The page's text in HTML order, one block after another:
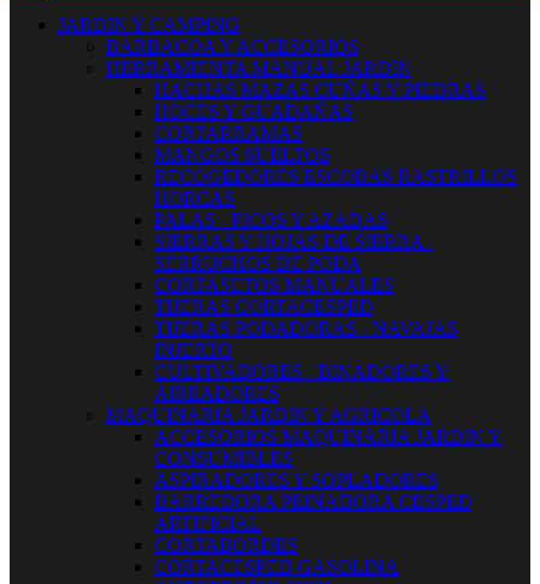
JARDIN Y CAMPING
BARBACOA Y ACCESORIOS
HERRAMIENTA MANUAL JARDIN
HACHAS MAZAS CUÑAS Y PIEDRAS
HOCES Y GUADAÑAS
CORTARRAMAS
MANGOS SUELTOS
RECOGEDORES ESCOBAS RASTRILLOS
HORCAS
PALAS - PICOS Y AZADAS
SIERRAS Y HOJAS DE SIERRA -
SERRUCHOS DE PODA
CORTASETOS MANUALES
TIJERAS CORTACESPED
TIJERAS PODADORAS - NAVAJAS
INJERTO
CULTIVADORES - BINADORES Y
AIREADORES
MAQUINARIA JARDIN Y AGRICOLA
ACCESORIOS MAQUINARIA JARDIN Y
CONSUMIBLES
ASPIRADORES Y SOPLADORES
BARREDORA PEINADORA CESPED
ARTIFICIAL
CORTABORDES
CORTACESPED GASOLINA